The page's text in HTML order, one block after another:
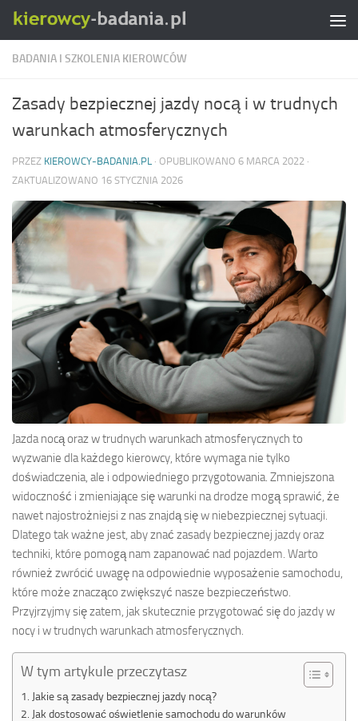
Skip to content
BADANIA I SZKOLENIA KIEROWCÓW
Zasady bezpiecznej jazdy nocą i w trudnych
warunkach atmosferycznych
PRZEZ KIEROWCY-BADANIA.PL · OPUBLIKOWANO 6 MARCA 2022 ·
ZAKTUALIZOWANO 16 STYCZNIA 2026
Jazda nocą oraz w trudnych warunkach atmosferycznych to
wyzwanie dla każdego kierowcy, które wymaga nie tylko
doświadczenia, ale i odpowiedniego przygotowania. Zmniejszona
widoczność i zmieniające się warunki na drodze mogą sprawić, że
nawet najostrożniejsi z nas znajdą się w niebezpiecznej sytuacji.
Dlatego tak ważne jest, aby znać zasady bezpiecznej jazdy oraz
techniki, które pomogą nam zapanować nad pojazdem. Warto
również zwrócić uwagę na odpowiednie wyposażenie samochodu,
które może znacząco zwiększyć nasze bezpieczeństwo.
Przyjrzyjmy się zatem, jak skutecznie przygotować się do jazdy w
nocy i w trudnych warunkach atmosferycznych.
W tym artykule przeczytasz
Jakie są zasady bezpiecznej jazdy nocą?
Jak dostosować oświetlenie samochodu do warunków